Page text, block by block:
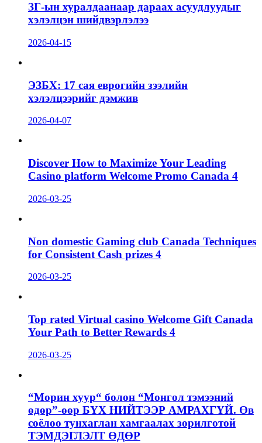
ЗГ-ын хуралдаанаар дараах асуудлуудыг
хэлэлцэн шийдвэрлэлээ
2026-04-15
ЭЗБХ: 17 сая еврогийн зээлийн
хэлэлцээрийг дэмжив
2026-04-07
Discover How to Maximize Your Leading
Casino platform Welcome Promo Canada 4
2026-03-25
Non domestic Gaming club Canada Techniques
for Consistent Cash prizes 4
2026-03-25
Top rated Virtual casino Welcome Gift Canada
Your Path to Better Rewards 4
2026-03-25
“Морин хуур“ болон “Монгол тэмээний
өдөр”-өөр БҮХ НИЙТЭЭР АМРАХГҮЙ. Өв
соёлоо тунхаглан хамгаалах зорилготой
ТЭМДЭГЛЭЛТ ӨДӨР